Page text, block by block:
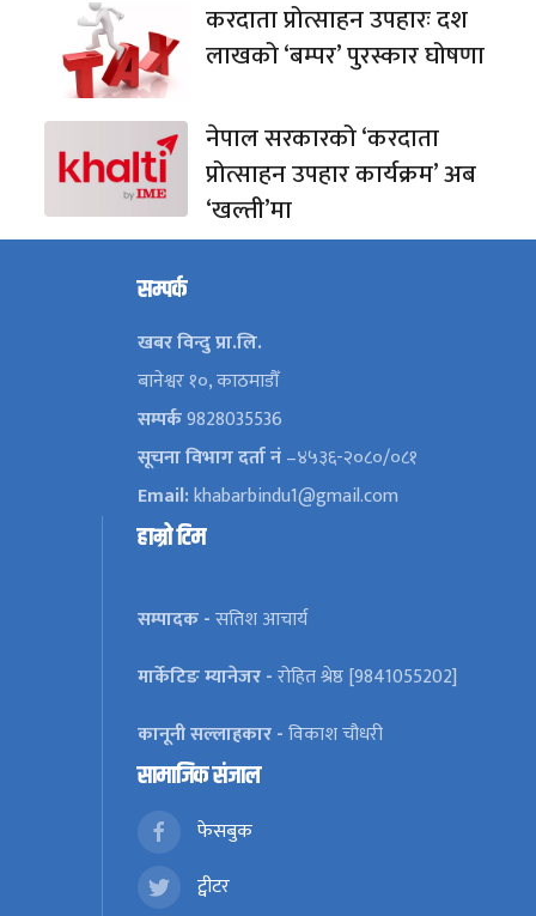
करदाता प्रोत्साहन उपहारः दश
लाखको ‘बम्पर’ पुरस्कार घोषणा
नेपाल सरकारको ‘करदाता
प्रोत्साहन उपहार कार्यक्रम’ अब
‘खल्ती’मा
सम्पर्क
खबर विन्दु प्रा.लि.
बानेश्वर १०, काठमाडौँ
सम्पर्क9828035536
सूचना विभाग दर्ता नं–४५३६-२०८०/०८१
Email:khabarbindu1@gmail.com
हाम्रो टिम
सम्पादक -सतिश आचार्य
मार्केटिङ म्यानेजर -रोहित श्रेष्ठ [9841055202]
कानूनी सल्लाहकार -विकाश चौधरी
सामाजिक संजाल
फेसबुक
ट्वीटर